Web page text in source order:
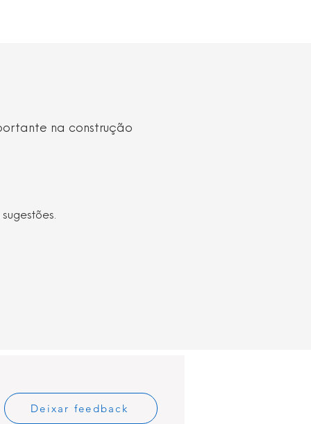
na construção
Deixar feedback